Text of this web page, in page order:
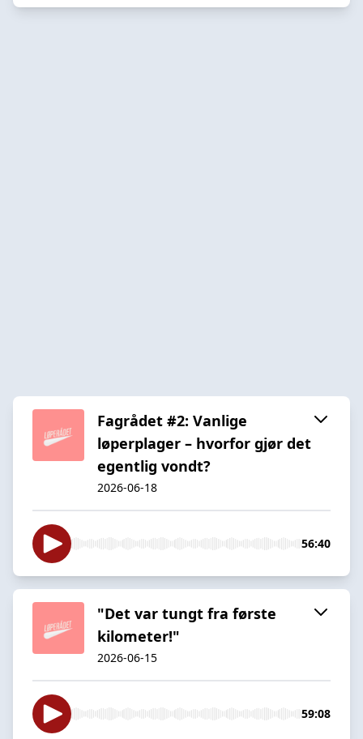
Fagrådet #2: Vanlige
løperplager – hvorfor gjør det
egentlig vondt?
2026-06-18
56:40
"Det var tungt fra første
kilometer!"
2026-06-15
59:08